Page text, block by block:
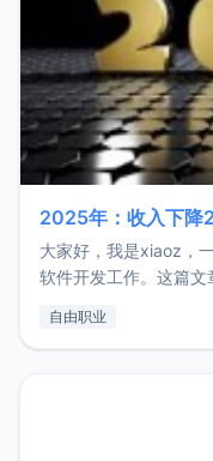
2025年：收入下降
大家好，我是xiaoz，
软件开发工作。这篇
收入下降20%，但却
自由职业